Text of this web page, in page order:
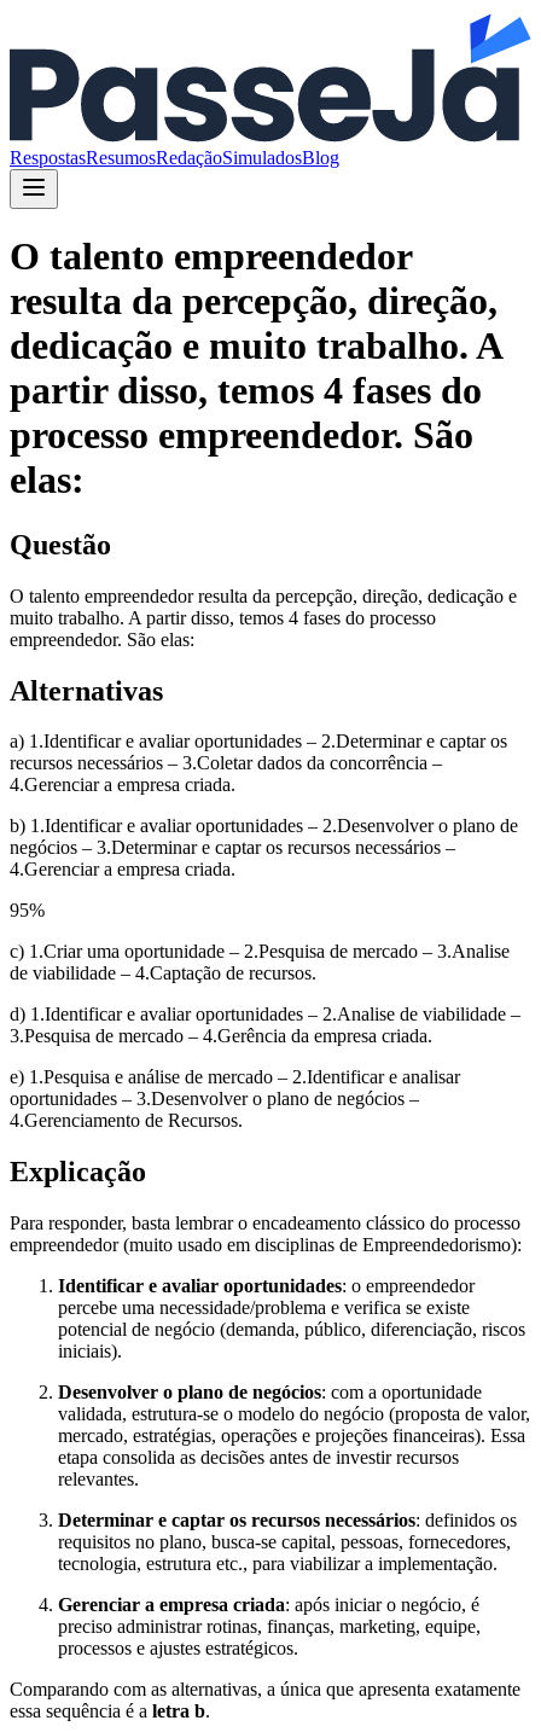
RespostasResumosRedaçãoSimuladosBlog
O talento empreendedor
resulta da percepção, direção,
dedicação e muito trabalho. A
partir disso, temos 4 fases do
processo empreendedor. São
elas:
Questão
O talento empreendedor resulta da percepção, direção, dedicação e
muito trabalho. A partir disso, temos 4 fases do processo
empreendedor. São elas:
Alternativas
a) 1.Identificar e avaliar oportunidades – 2.Determinar e captar os
recursos necessários – 3.Coletar dados da concorrência –
4.Gerenciar a empresa criada.
b) 1.Identificar e avaliar oportunidades – 2.Desenvolver o plano de
negócios – 3.Determinar e captar os recursos necessários –
4.Gerenciar a empresa criada.
95%
c) 1.Criar uma oportunidade – 2.Pesquisa de mercado – 3.Analise
de viabilidade – 4.Captação de recursos.
d) 1.Identificar e avaliar oportunidades – 2.Analise de viabilidade –
3.Pesquisa de mercado – 4.Gerência da empresa criada.
e) 1.Pesquisa e análise de mercado – 2.Identificar e analisar
oportunidades – 3.Desenvolver o plano de negócios –
4.Gerenciamento de Recursos.
Explicação
Para responder, basta lembrar o encadeamento clássico do processo
empreendedor (muito usado em disciplinas de Empreendedorismo):
Identificar e avaliar oportunidades: o empreendedor
percebe uma necessidade/problema e verifica se existe
potencial de negócio (demanda, público, diferenciação, riscos
iniciais).
Desenvolver o plano de negócios: com a oportunidade
validada, estrutura-se o modelo do negócio (proposta de valor,
mercado, estratégias, operações e projeções financeiras). Essa
etapa consolida as decisões antes de investir recursos
relevantes.
Determinar e captar os recursos necessários: definidos os
requisitos no plano, busca-se capital, pessoas, fornecedores,
tecnologia, estrutura etc., para viabilizar a implementação.
Gerenciar a empresa criada: após iniciar o negócio, é
preciso administrar rotinas, finanças, marketing, equipe,
processos e ajustes estratégicos.
Comparando com as alternativas, a única que apresenta exatamente
essa sequência é a letra b.